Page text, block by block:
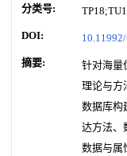
分类号:
DOI:
摘要:
针对海量
理论与方
数据库构
达方法、
数据与属